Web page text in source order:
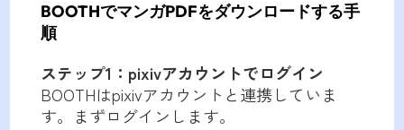
BOOTHでマンガPDFをダウンロードする手
順
ステップ1：pixivアカウントでログイン
BOOTHはpixivアカウントと連携していま
す。まずログインします。